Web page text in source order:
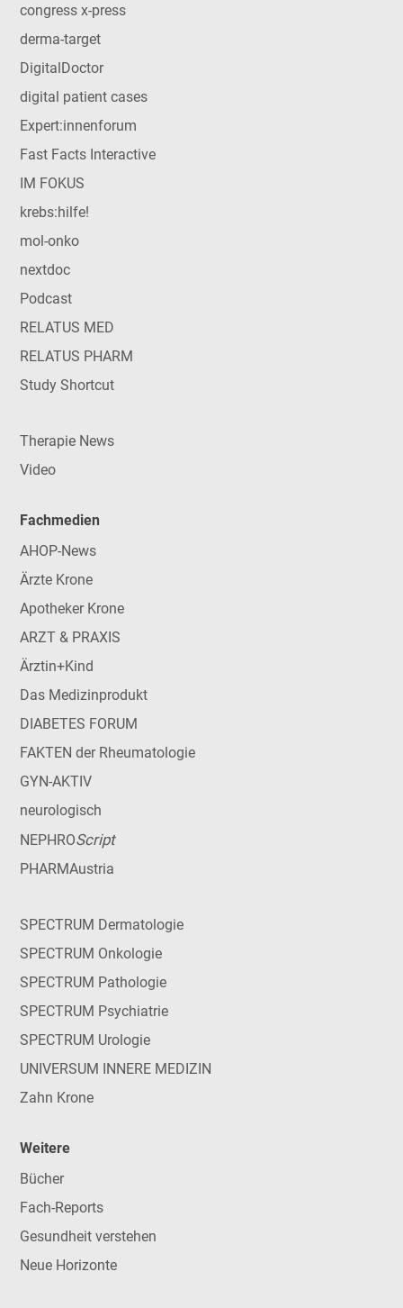
congress x-press
derma-target
DigitalDoctor
digital patient cases
Expert:innenforum
Fast Facts Interactive
IM FOKUS
krebs:hilfe!
mol-onko
nextdoc
Podcast
RELATUS MED
RELATUS PHARM
Study Shortcut
Therapie News
Video
Fachmedien
AHOP-News
Ärzte Krone
Apotheker Krone
ARZT & PRAXIS
Ärztin+Kind
Das Medizinprodukt
DIABETES FORUM
FAKTEN der Rheumatologie
GYN-AKTIV
neurologisch
NEPHROScript
PHARMAustria
SPECTRUM Dermatologie
SPECTRUM Onkologie
SPECTRUM Pathologie
SPECTRUM Psychiatrie
SPECTRUM Urologie
UNIVERSUM INNERE MEDIZIN
Zahn Krone
Weitere
Bücher
Fach-Reports
Gesundheit verstehen
Neue Horizonte